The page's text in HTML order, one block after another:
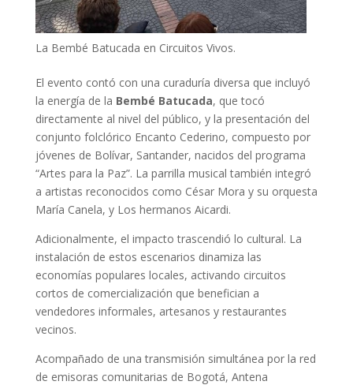
La Bembé Batucada en Circuitos Vivos.
El evento contó con una curaduría diversa que incluyó
la energía de la Bembé Batucada, que tocó
directamente al nivel del público, y la presentación del
conjunto folclórico Encanto Cederino, compuesto por
jóvenes de Bolívar, Santander, nacidos del programa
“Artes para la Paz”. La parrilla musical también integró
a artistas reconocidos como César Mora y su orquesta
María Canela, y Los hermanos Aicardi.
Adicionalmente, el impacto trascendió lo cultural. La
instalación de estos escenarios dinamiza las
economías populares locales, activando circuitos
cortos de comercialización que benefician a
vendedores informales, artesanos y restaurantes
vecinos.
Acompañado de una transmisión simultánea por la red
de emisoras comunitarias de Bogotá, Antena